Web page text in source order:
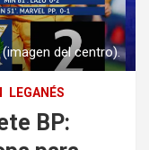
(imagen del centro).
LEGANÉS
BP: